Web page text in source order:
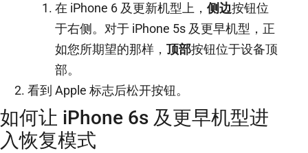
在 iPhone 6 及更新机型上， 侧边按钮位
于右侧。对于 iPhone 5s 及更早机型，正
如您所期望的那样， 顶部按钮位于设备顶
部。
看到 Apple 标志后松开按钮。
如何让 iPhone 6s 及更早机型进
入恢复模式